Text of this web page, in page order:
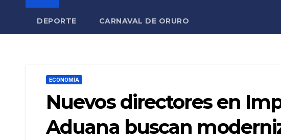
DEPORTE CARNAVAL DE ORURO
ECONOMÍA
Nuevos directores en
Aduana buscan